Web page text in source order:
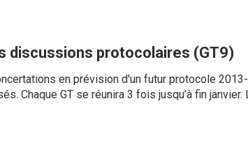
discussions protocolaires (GT9)
en prévision d'un futur protocole
Chaque GT se réunira 3 fois jusqu’à fin janvier.